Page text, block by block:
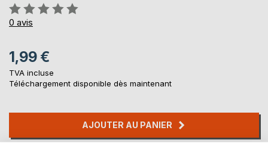
Évaluation:
0%
0 avis
1,99 €
TVA incluse
Téléchargement disponible dès maintenant
AJOUTER AU PANIER